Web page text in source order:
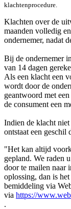
klachtenprocedure.
Klachten over de
maanden volledig
ondernemer, nadat
Bij de ondernemer
van 14 dagen
Als een klacht een
wordt door de
geantwoord met
de consument een
Indien de klacht
ontstaat een geschil
"Het kan altijd
gepland. We raden
door te mailen naar
oplossing, dan is
bemiddeling via
via https://
.